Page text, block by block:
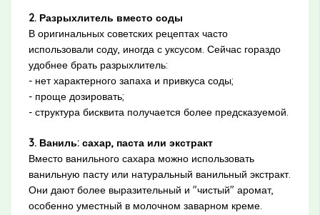
2. Разрыхлитель вместо соды
В оригинальных советских рецептах часто
использовали соду, иногда с уксусом. Сейчас гораздо
удобнее брать разрыхлитель:
- нет характерного запаха и привкуса соды;
- проще дозировать;
- структура бисквита получается более предсказуемой.
3. Ваниль: сахар, паста или экстракт
Вместо ванильного сахара можно использовать
ванильную пасту или натуральный ванильный экстракт.
Они дают более выразительный и "чистый" аромат,
особенно уместный в молочном заварном креме.